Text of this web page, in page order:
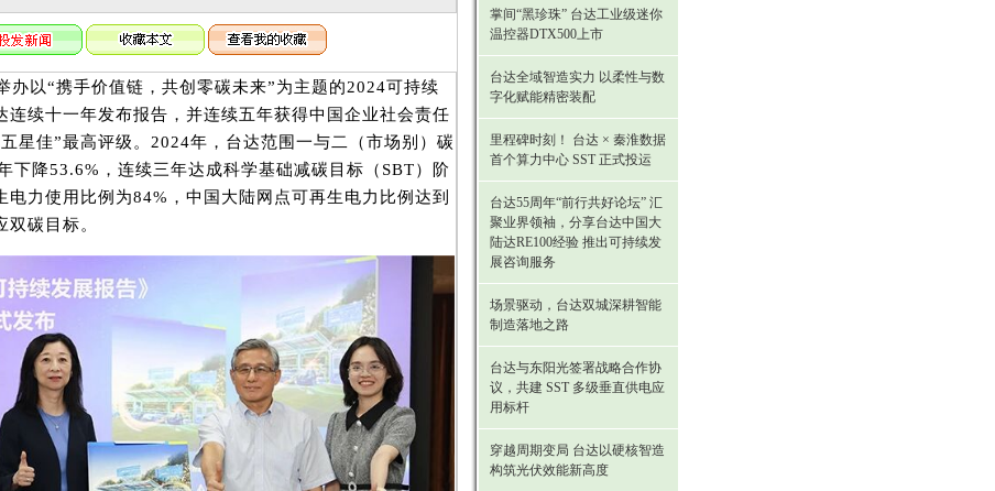
办以“携手价值链，共创零碳未来”为主题的2024可持续
连续十一年发布报告，并连续五年获得中国企业社会责任
星佳”最高评级。2024年，台达范围一与二（市场别）碳
下降53.6%，连续三年达成科学基础减碳目标（SBT）阶
电力使用比例为84%，中国大陆网点可再生电力比例达到
碳目标。
掌间“黑珍珠” 台达工业级迷你
温控器DTX500上市
台达全域智造实力 以柔性与数
字化赋能精密装配
里程碑时刻！ 台达 × 秦淮数据
首个算力中心 SST 正式投运
台达55周年“前行共好论坛” 汇
聚业界领袖，分享台达中国大
陆达RE100经验 推出可持续发
展咨询服务
场景驱动，台达双城深耕智能
制造落地之路
台达与东阳光签署战略合作协
议，共建 SST 多级垂直供电应
用标杆
穿越周期变局 台达以硬核智造
构筑光伏效能新高度